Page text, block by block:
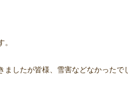
したが皆様、雪害などなかったで